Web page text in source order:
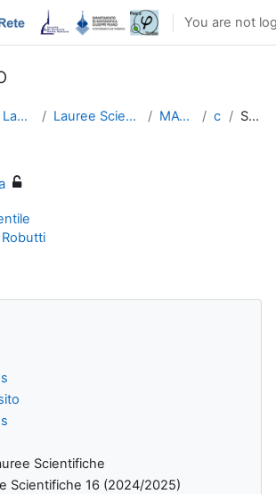
You are not
Piano Lauree Scientifiche Lauree Scientifiche 8 (2016-17) MATEMATICA corsi Summary
Scientifiche
Scientifiche 16 (2024/2025)